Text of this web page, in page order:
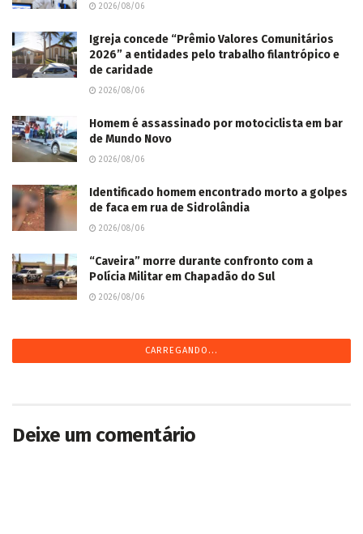
2026/08/06
Igreja concede “Prêmio Valores Comunitários
2026” a entidades pelo trabalho filantrópico e
de caridade
2026/08/06
Homem é assassinado por motociclista em bar
de Mundo Novo
2026/08/06
Identificado homem encontrado morto a golpes
de faca em rua de Sidrolândia
2026/08/06
“Caveira” morre durante confronto com a
Polícia Militar em Chapadão do Sul
2026/08/06
CARREGANDO...
Deixe um comentário